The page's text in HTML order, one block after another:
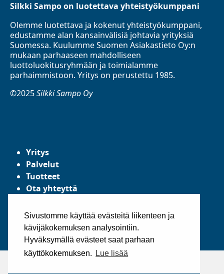
Sivustomme käyttää evästeitä liikenteen ja
kävijäkokemuksen analysointiin.
Hyväksymällä evästeet saat parhaan
käyttökokemuksen.
Lue lisää
Silkki Sampo on luotettava yhteistyökumppani
Olemme luotettava ja kokenut yhteistyökumppani,
edustamme alan kansainvälisiä johtavia yrityksiä
Suomessa. Kuulumme Suomen Asiakastieto Oy:n
mukaan parhaaseen mahdolliseen
luottoluokitusryhmään ja toimialamme
parhaimmistoon. Yritys on perustettu 1985.
©2025Silkki Sampo Oy
Yritys
Palvelut
Tuotteet
Ota yhteyttä
Yleiset toimitusehdot